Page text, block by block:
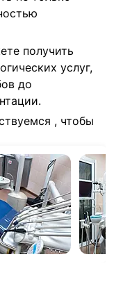
получить
услуг,
до
, чтобы